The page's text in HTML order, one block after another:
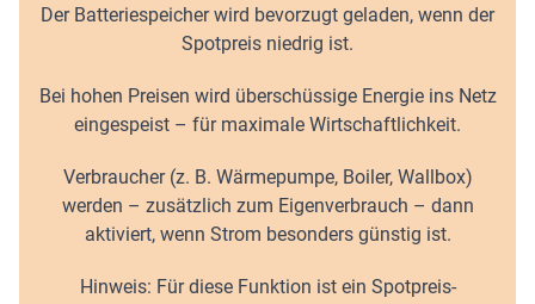
Der Batteriespeicher wird bevorzugt geladen, wenn der
Spotpreis niedrig ist.
Bei hohen Preisen wird überschüssige Energie ins Netz
eingespeist – für maximale Wirtschaftlichkeit.
Verbraucher (z. B. Wärmepumpe, Boiler, Wallbox)
werden – zusätzlich zum Eigenverbrauch – dann
aktiviert, wenn Strom besonders günstig ist.
Hinweis: Für diese Funktion ist ein Spotpreis-